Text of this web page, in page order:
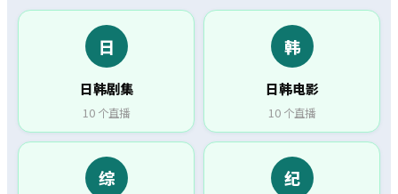
日
日韩剧集
10 个直播
韩
日韩电影
10 个直播
综 纪